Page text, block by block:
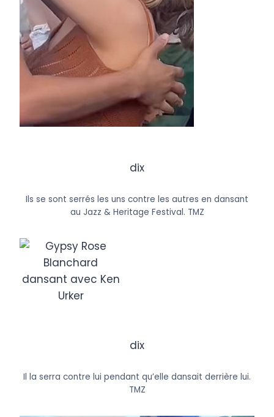
dix
Ils se sont serrés les uns contre les autres en dansant
au Jazz & Heritage Festival. TMZ
dix
Il la serra contre lui pendant qu’elle dansait derrière lui.
TMZ